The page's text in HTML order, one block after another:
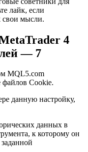
лайк, если
свои мысли.
4
— 7
MQL5.com
файлов Сookie.
данную настройку,
данных в
к которому он